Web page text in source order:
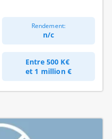
Rendement:
n/c
Entre 500 K€
et 1 million €